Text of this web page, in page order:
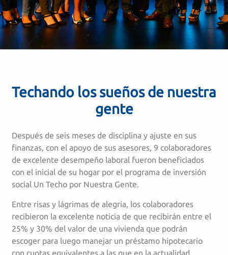
Techando los sueños de nuestra
gente
Después de seis meses de disciplina y ajuste en sus
finanzas, con el apoyo de sus asesores, 9 colaboradores
de excelente desempeño laboral fueron beneficiados
con el inicial de su hogar por el programa de inversión
social Un Techo por Nuestra Gente.
Entre risas y lágrimas de alegria, los colaboradores
recibieron la excelente noticia de que recibirán entre el
25% y 30% del valor de una vivienda que podrán
escoger para luego manejar un préstamo hipotecario
con cuotas equivalentes a las que en la actualidad